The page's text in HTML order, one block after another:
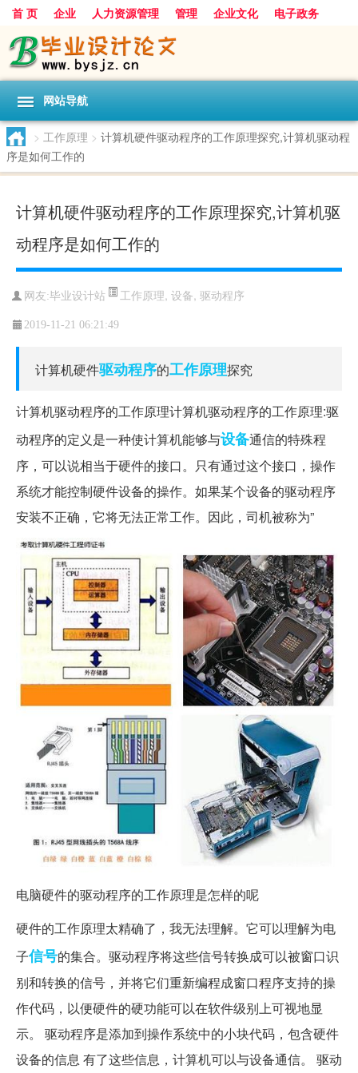
首 页 企业 人力资源管理 管理 企业文化
电子政务
数据
旅游 项目 浅谈 发展
网站导航
> 工作原理 > 计算机硬件驱动程序的工作原理探究,计算机驱动程
序是如何工作的
计算机硬件驱动程序的工作原理探究,计算机驱
动程序是如何工作的
网友:毕业设计站 工作原理, 设备, 驱动程序
2019-11-21 06:21:49
计算机硬件驱动程序的工作原理探究
计算机驱动程序的工作原理计算机驱动程序的工作原理:驱
动程序的定义是一种使计算机能够与设备通信的特殊程
序，可以说相当于硬件的接口。只有通过这个接口，操作
系统才能控制硬件设备的操作。如果某个设备的驱动程序
安装不正确，它将无法正常工作。因此，司机被称为”
电脑硬件的驱动程序的工作原理是怎样的呢
硬件的工作原理太精确了，我无法理解。它可以理解为电
子信号的集合。驱动程序将这些信号转换成可以被窗口识
别和转换的信号，并将它们重新编程成窗口程序支持的操
作代码，以便硬件的硬功能可以在软件级别上可视地显
示。 驱动程序是添加到操作系统中的小块代码，包含硬件
设备的信息 有了这些信息，计算机可以与设备通信。 驱动